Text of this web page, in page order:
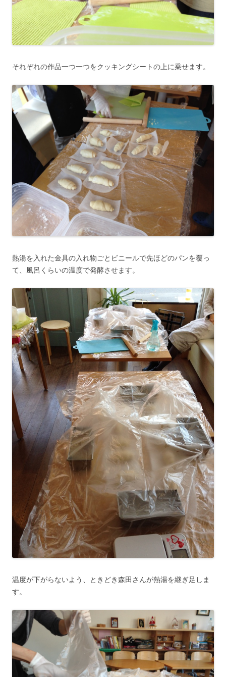
それぞれの作品一つ一つをクッキングシートの上に乗せます。
熱湯を入れた金具の入れ物ごとビニールで先ほどのパンを覆っ
て、風呂くらいの温度で発酵させます。
温度が下がらないよう、ときどき森田さんが熱湯を継ぎ足しま
す。